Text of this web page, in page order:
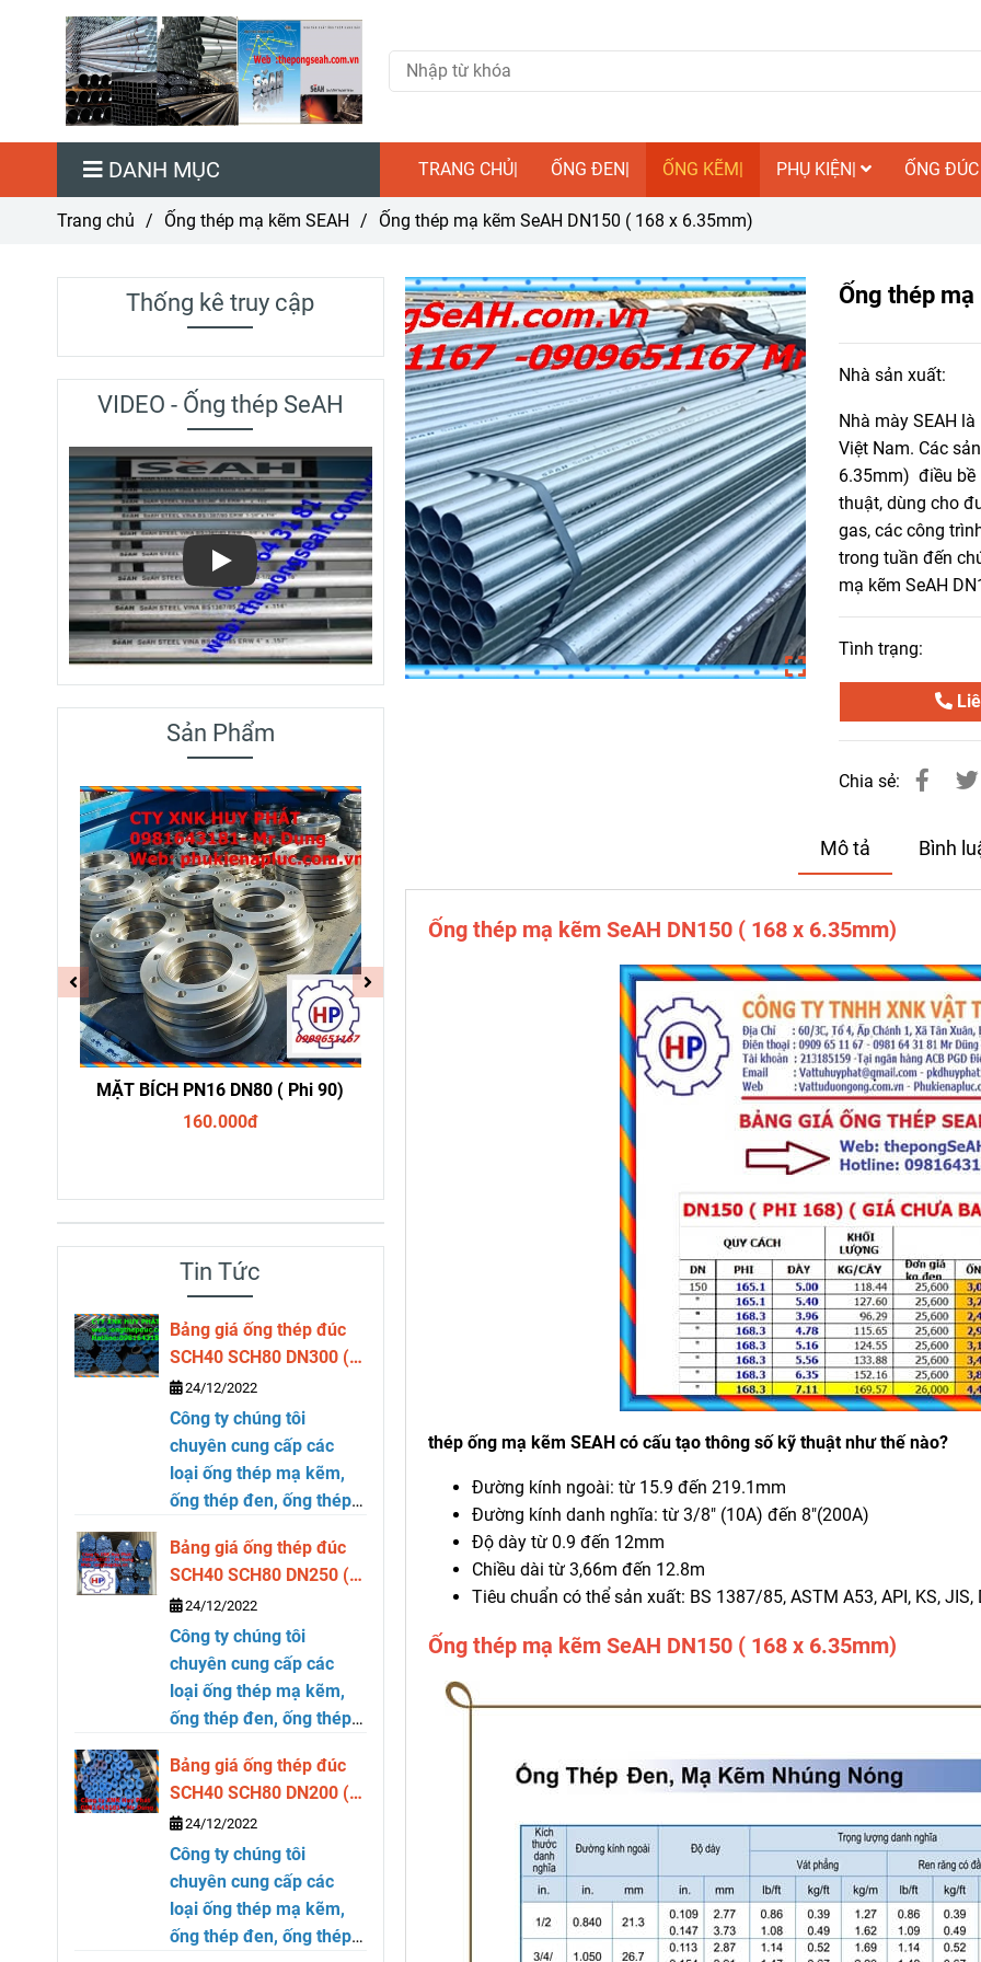
DANH MỤC TRANG CHỦ| ỐNG ĐEN| ỐNG KẼM| PHỤ KIỆN| ỐNG
Trang chủ / Ống thép mạ kẽm SEAH / Ống thép mạ kẽm SeAH DN150 ( 168 x 6.35mm)
Ống thép
Nhà sản xuất:
Nhà mày SEAH
Việt Nam. Các
6.35mm) điều bề
thuật, dùng cho
gas, các công
trong tuần đến
mạ kẽm SeAH
Tình trạng:
Chia sẻ:
Mô tả Bình
Ống thép mạ kẽm SeAH DN150 ( 168 x 6.35mm)
thép ống mạ kẽm SEAH có cấu tạo thông số kỹ thuật như thế nào?
Đường kính ngoài: từ 15.9 đến 219.1mm
Đường kính danh nghĩa: từ 3/8″ (10A) đến 8″(200A)
Độ dày từ 0.9 đến 12mm
Chiều dài từ 3,66m đến 12.8m
Tiêu chuẩn có thể sản xuất: BS 1387/85, ASTM A53, API, KS, JIS,
Ống thép mạ kẽm SeAH DN150 ( 168 x 6.35mm)
Thống kê truy cập
VIDEO - Ống thép SeAH
Play
Sản Phẩm
MẶT BÍCH PN16 DN80 ( Phi 90)
160.000đ
MẶT BÍCH PN16 DN65 ( Phi 76)
MẶT BÍCH PN16 DN100 ( Phi
180.000đ
Tin Tức
Bảng giá ống thép đúc
SCH40 SCH80 DN300 (
phi 323)
24/12/2022
Công ty chúng tôi
chuyên cung cấp các
loại ống thép mạ kẽm,
ống thép đen, ống thép
và chữ nhật thương hiệu
Hòa Phát tại Hồ Chí
Minh. Hãy liên hệ Cty
HUY PHÁT -
0981643181 Mr Dũng để
biết giá chính xác. Ngoài
ra chung tôi còn cung
loại từ size DN300 ( phi
323) đến size DN400 (
phi 406). Rất hân hạnh
phục vụ quý khách hàng.
Trân trọng cảm ơn Bảng
giá ống thép đúc SCH40
SCH80DN300 ( phi 323)
Bảng giá ống thép đúc
SCH40 SCH80 DN250 (
phi 273)
24/12/2022
Công ty chúng tôi
chuyên cung cấp các
loại ống thép mạ kẽm,
ống thép đen, ống thép
và chữ nhật thương hiệu
Hòa Phát tại Hồ Chí
Minh. Hãy liên hệ Cty
HUY PHÁT -
0981643181 Mr Dũng để
biết giá chính xác. Ngoài
ra chung tôi còn cung
Bảng giá ống thép đúc
SCH40 SCH80 DN200 (
phi 219)
24/12/2022
Công ty chúng tôi
chuyên cung cấp các
loại ống thép mạ kẽm,
ống thép đen, ống thép